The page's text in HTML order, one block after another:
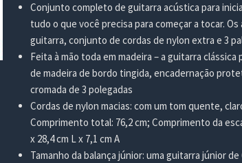
Conjunto completo de guitarra acústica para
tudo o que você precisa para começar a tocar.
guitarra, conjunto de cordas de nylon extra e 3
Feita à mão toda em madeira – a guitarra
de madeira de bordo tingida, encadernação
cromada de 3 polegadas
Cordas de nylon macias: com um tom quente,
Comprimento total: 76,2 cm; Comprimento da
x 28,4 cm L x 7,1 cm A
Tamanho da balança júnior: uma guitarra júnior